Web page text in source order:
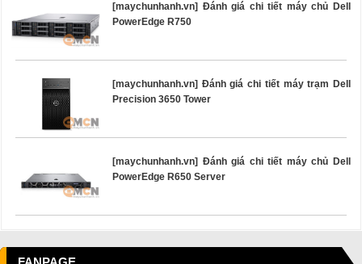
[maychunhanh.vn] Đánh giá chi tiết máy chủ Dell
PowerEdge R750
[maychunhanh.vn] Đánh giá chi tiết máy trạm Dell
Precision 3650 Tower
[maychunhanh.vn] Đánh giá chi tiết máy chủ Dell
PowerEdge R650 Server